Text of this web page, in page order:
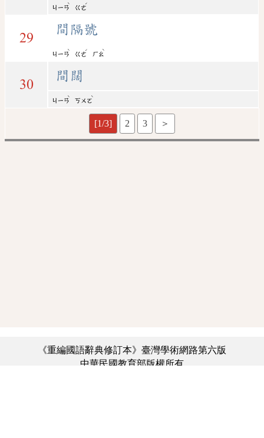
ㄐㄧㄢ
ˋ
ㄍㄜ
ˊ
29
間隔號
ㄐㄧㄢ
ˋ
ㄍㄜ
ˊ
ㄏㄠ
ˋ
30
間闊
ㄐㄧㄢ
ˋ
ㄎㄨㄛ
ˋ
[1/3] 2 3 ＞
《重編國語辭典修訂本》臺灣學術網路第六版
中華民國教育部版權所有